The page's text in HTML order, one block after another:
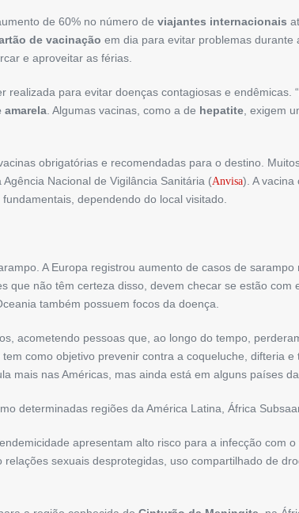
de 60% no número de viajantes internacionais
de vacinação em dia para evitar problemas durante
e aproveitar as férias.
para evitar doenças contagiosas e endêmicas.
amarela. Algumas vacinas, como a de hepatite, exigem
obrigatórias e recomendadas para o destino.
Nacional de Vigilância Sanitária (Anvisa). A vacina
dependendo do local visitado.
A Europa registrou aumento de casos de
que não têm certeza disso, devem checar se estão com
também possuem focos da doença.
acometendo pessoas que, ao longo do tempo,
tem como objetivo prevenir contra a coqueluche, difteria
mais nas Américas, mas ainda está em alguns países
determinadas regiões da América Latina, África
apresentam alto risco para a infecção com
sexuais desprotegidas, uso compartilhado de